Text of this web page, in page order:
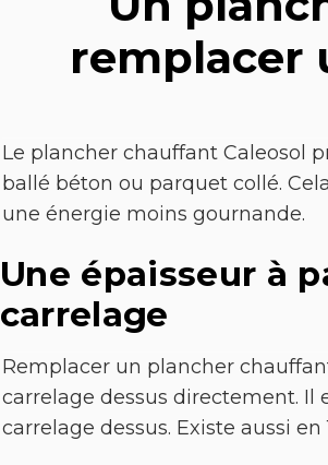
remplacer
Le plancher chauffant Caleosol
ballé béton ou parquet collé.
une énergie moins gournande.
Une épaisseur à
carrelage
Remplacer un plancher
carrelage dessus directement.
carrelage dessus. Existe aussi en